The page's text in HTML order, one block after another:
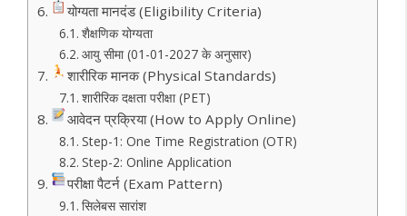
योग्यता मानदंड (Eligibility Criteria)
शैक्षणिक योग्यता
आयु सीमा (01-01-2027 के अनुसार)
शारीरिक मानक (Physical Standards)
शारीरिक दक्षता परीक्षा (PET)
आवेदन प्रक्रिया (How to Apply Online)
Step-1: One Time Registration (OTR)
Step-2: Online Application
परीक्षा पैटर्न (Exam Pattern)
सिलेबस सारांश